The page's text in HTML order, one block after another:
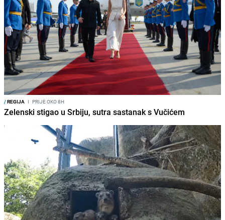
/REGIJA I PRIJE OKO 8H
Zelenski stigao u Srbiju, sutra sastanak s Vučićem